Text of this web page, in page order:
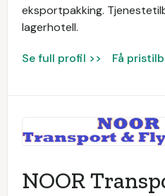
eksportpakking.
lagerhotell.
Se full profil >> Få
NOOR